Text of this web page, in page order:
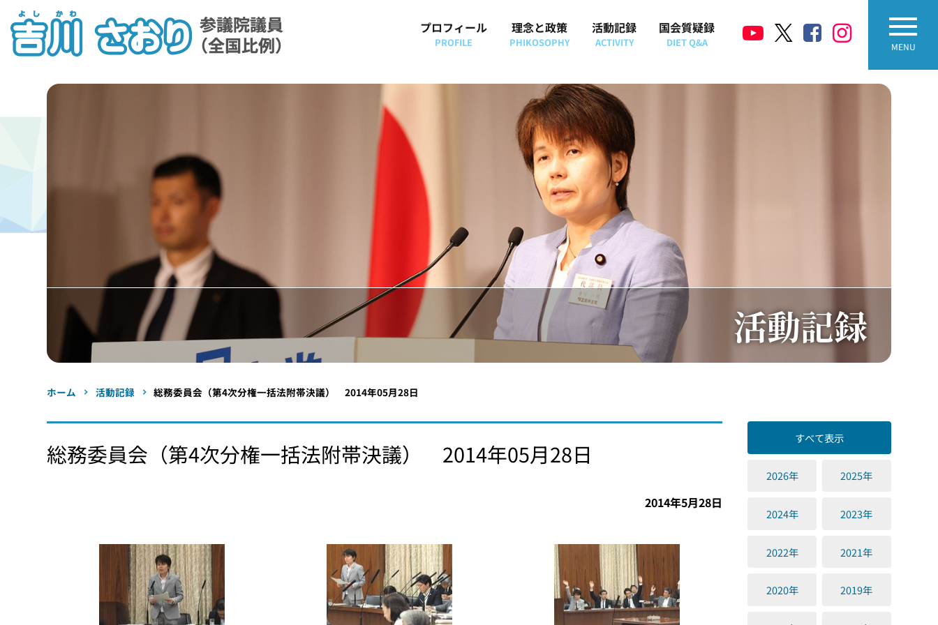
プロフィール
PROFILE
理念と政策
PHIKOSOPHY
活動記録
ACTIVITY
国会質疑録
DIET Q&A MENU
活動記録
ホーム 活動記録 総務委員会（第4次分権一括法附帯決議） 2014年05月28日
総務委員会（第4次分権一括法附帯決議） 2014年05月28日
2014年5月28日
すべて表示
2026年 2025年
2024年 2023年
2022年 2021年
2020年 2019年